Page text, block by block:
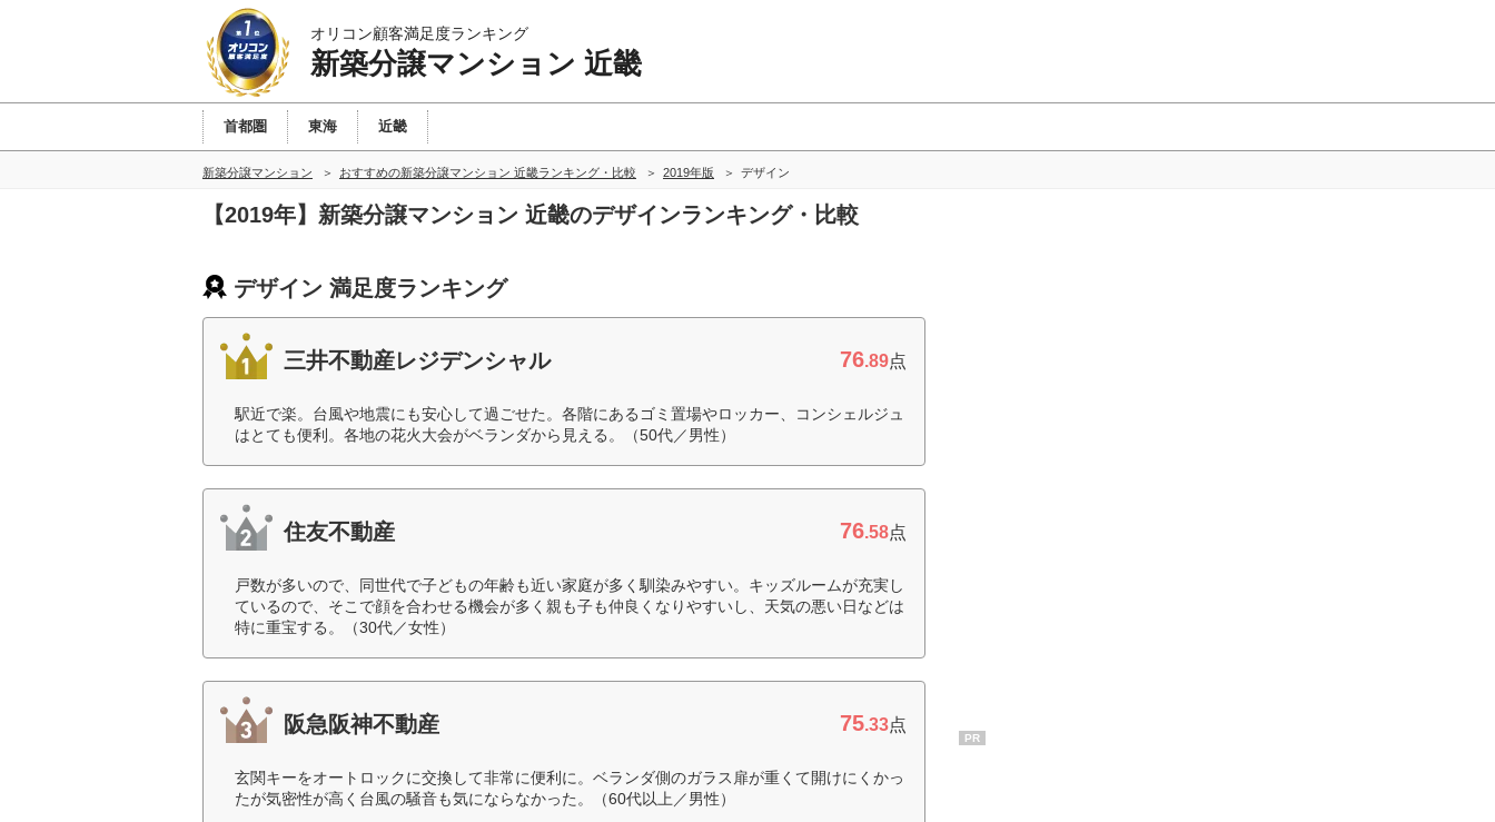
オリコン顧客満足度ランキング
新築分譲マンション 近畿
首都圏 東海 近畿
新築分譲マンション おすすめの新築分譲マンション 近畿ランキング・比較 2019年版 デザイン
【2019年】新築分譲マンション 近畿のデザインランキング・比較
デザイン 満足度ランキング
三井不動産レジデンシャル 76.89点
駅近で楽。台風や地震にも安心して過ごせた。各階にあるゴミ置場やロッカー、コンシェルジュ
はとても便利。各地の花火大会がベランダから見える。（50代／男性）
住友不動産 76.58点
戸数が多いので、同世代で子どもの年齢も近い家庭が多く馴染みやすい。キッズルームが充実し
ているので、そこで顔を合わせる機会が多く親も子も仲良くなりやすいし、天気の悪い日などは
特に重宝する。（30代／女性）
阪急阪神不動産 75.33点
玄関キーをオートロックに交換して非常に便利に。ベランダ側のガラス扉が重くて開けにくかっ
たが気密性が高く台風の騒音も気にならなかった。（60代以上／男性）
PR